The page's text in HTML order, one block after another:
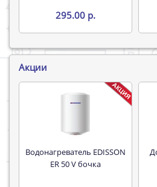
295.00 р.
Акции
Водонагреватель EDISSON
ER 50 V бочка